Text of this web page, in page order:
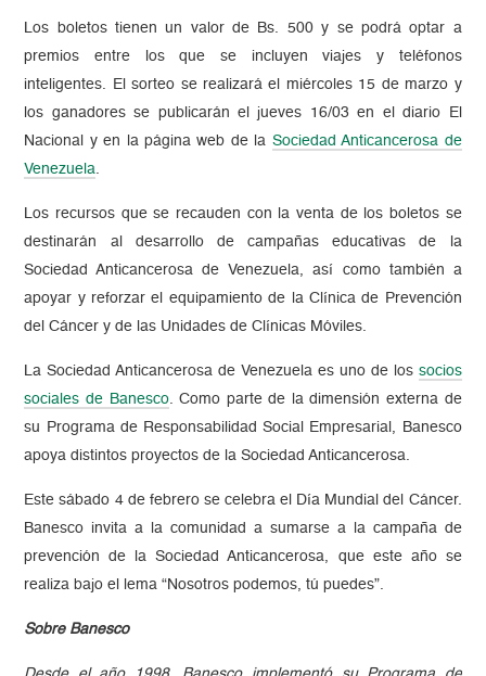
Los boletos tienen un valor de Bs. 500 y se podrá optar a
premios entre los que se incluyen viajes y teléfonos
inteligentes. El sorteo se realizará el miércoles 15 de marzo y
los ganadores se publicarán el jueves 16/03 en el diario El
Nacional y en la página web de la Sociedad Anticancerosa de
Venezuela.
Los recursos que se recauden con la venta de los boletos se
destinarán al desarrollo de campañas educativas de la
Sociedad Anticancerosa de Venezuela, así como también a
apoyar y reforzar el equipamiento de la Clínica de Prevención
del Cáncer y de las Unidades de Clínicas Móviles.
La Sociedad Anticancerosa de Venezuela es uno de los socios
sociales de Banesco. Como parte de la dimensión externa de
su Programa de Responsabilidad Social Empresarial, Banesco
apoya distintos proyectos de la Sociedad Anticancerosa.
Este sábado 4 de febrero se celebra el Día Mundial del Cáncer.
Banesco invita a la comunidad a sumarse a la campaña de
prevención de la Sociedad Anticancerosa, que este año se
realiza bajo el lema “Nosotros podemos, tú puedes”.
Sobre Banesco